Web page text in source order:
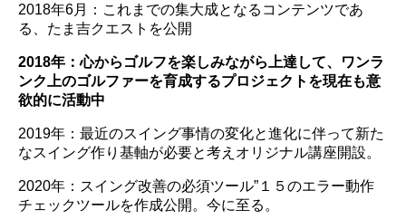
2018年6月：これまでの集大成となるコンテンツであ
る、たま吉クエストを公開
2018年：心からゴルフを楽しみながら上達して、ワンラ
ンク上のゴルファーを育成するプロジェクトを現在も意
欲的に活動中
2019年：最近のスイング事情の変化と進化に伴って新た
なスイング作り基軸が必要と考えオリジナル講座開設。
2020年：スイング改善の必須ツール”１５のエラー動作
チェックツールを作成公開。今に至る。